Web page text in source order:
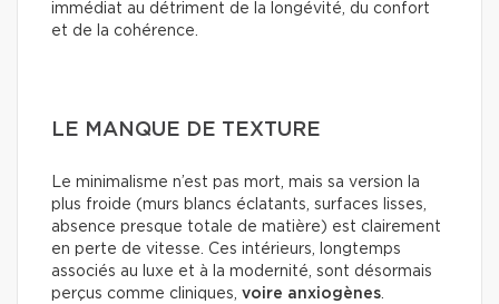
immédiat au détriment de la longévité, du confort
et de la cohérence.
LE MANQUE DE TEXTURE
Le minimalisme n’est pas mort, mais sa version la
plus froide (murs blancs éclatants, surfaces lisses,
absence presque totale de matière) est clairement
en perte de vitesse. Ces intérieurs, longtemps
associés au luxe et à la modernité, sont désormais
perçus comme cliniques, voire anxiogènes.